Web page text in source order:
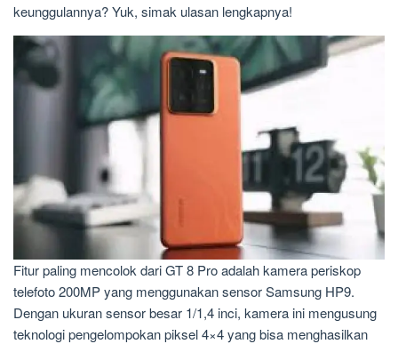
keunggulannya? Yuk, simak ulasan lengkapnya!
Fitur paling mencolok dari GT 8 Pro adalah kamera periskop
telefoto 200MP yang menggunakan sensor Samsung HP9.
Dengan ukuran sensor besar 1/1,4 inci, kamera ini mengusung
teknologi pengelompokan piksel 4×4 yang bisa menghasilkan